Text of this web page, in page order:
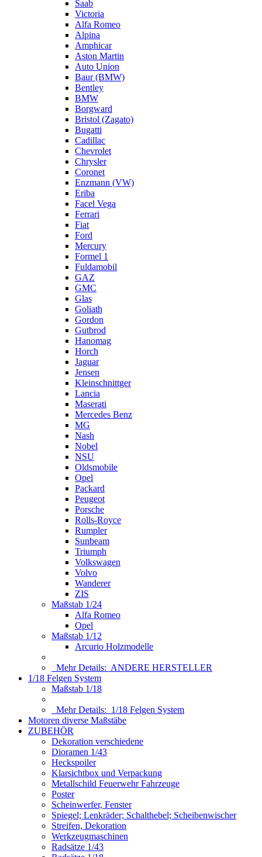
Saab
Victoria
Alfa Romeo
Alpina
Amphicar
Aston Martin
Auto Union
Baur (BMW)
Bentley
BMW
Borgward
Bristol (Zagato)
Bugatti
Cadillac
Chevrolet
Chrysler
Coronet
Enzmann (VW)
Eriba
Facel Vega
Ferrari
Fiat
Ford
Mercury
Formel 1
Fuldamobil
GAZ
GMC
Glas
Goliath
Gordon
Gutbrod
Hanomag
Horch
Jaguar
Jensen
Kleinschnittger
Lancia
Maserati
Mercedes Benz
MG
Nash
Nobel
NSU
Oldsmobile
Opel
Packard
Peugeot
Porsche
Rolls-Royce
Rumpler
Sunbeam
Triumph
Volkswagen
Volvo
Wanderer
ZIS
Maßstab 1/24
Alfa Romeo
Opel
Maßstab 1/12
Arcurio Holzmodelle
Mehr Details: ANDERE HERSTELLER
1/18 Felgen System
Maßstab 1/18
Mehr Details: 1/18 Felgen System
Motoren diverse Maßstäbe
ZUBEHÖR
Dekoration verschiedene
Dioramen 1/43
Heckspoiler
Klarsichtbox und Verpackung
Metallschild Feuerwehr Fahrzeuge
Poster
Scheinwerfer, Fenster
Spiegel; Lenkräder; Schalthebel; Scheibenwischer
Streifen, Dekoration
Werkzeugmaschinen
Radsätze 1/43